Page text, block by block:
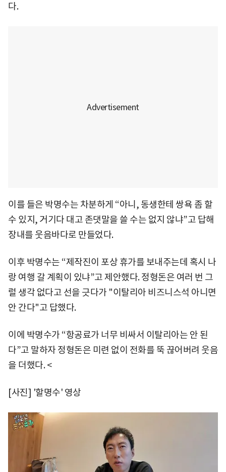
다.
이를 들은 박명수는 차분하게 “아니, 동생한테 쌍욕 좀 할
수 있지, 거기다 대고 존댓말을 쓸 수는 없지 않냐”고 답해
장내를 웃음바다로 만들었다.
이후 박명수는 “제작진이 포상 휴가를 보내주는데 혹시 나
랑 여행 갈 계획이 있냐”고 제안했다. 정형돈은 여러 번 그
럴 생각 없다고 선을 긋다가 "이탈리아 비즈니스석 아니면
안 간다"고 답했다.
이에 박명수가 “항공료가 너무 비싸서 이탈리아는 안 된
다”고 말하자 정형돈은 미련 없이 전화를 뚝 끊어버려 웃음
을 더했다. <
[사진] '할명수' 영상